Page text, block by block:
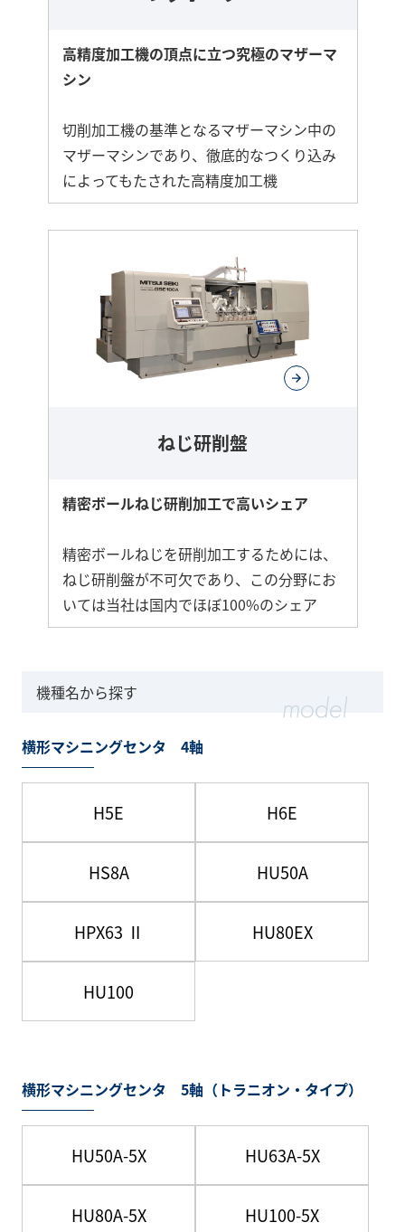
高精度加工機の頂点に立つ究極のマザーマ
シン
切削加工機の基準となるマザーマシン中の
マザーマシンであり、徹底的なつくり込み
によってもたされた高精度加工機
ねじ研削盤
精密ボールねじ研削加工で高いシェア
精密ボールねじを研削加工するためには、
ねじ研削盤が不可欠であり、この分野にお
いては当社は国内でほぼ100%のシェア
機種名から探す
横形マシニングセンタ 4軸
H5E H6E
HS8A HU50A
HPX63 Ⅱ HU80EX
HU100
横形マシニングセンタ 5軸（トラニオン・タイプ）
HU50A-5X HU63A-5X
HU80A-5X HU100-5X